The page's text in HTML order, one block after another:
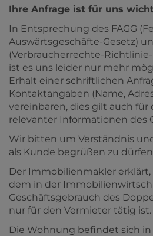
Ihre Anfrage ist für uns
In Entsprechung des FAGG
Auswärtsgeschäfte-Gesetz)
(Verbraucherrechte-
ist es uns leider nur mehr
Erhalt einer schriftlichen
Kontaktangaben (Name,
vereinbaren, dies gilt auch für
relevanter Informationen des
Wir bitten um Verständnis
als Kunde begrüßen zu
Der Immobilienmakler erklärt,
dem in der
Geschäftsgebrauch des
nur für den Vermieter tätig ist.
Die Wohnung befindet sich